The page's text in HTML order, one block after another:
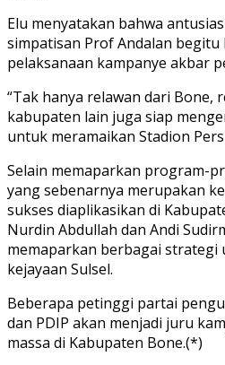
Elu menyatakan bahwa
simpatisan Prof Andalan
pelaksanaan kampanye akbar
“Tak hanya relawan dari Bone,
kabupaten lain juga siap
untuk meramaikan Stadion
Selain memaparkan program-
yang sebenarnya merupakan
sukses diaplikasikan di
Nurdin Abdullah dan Andi
memaparkan berbagai strategi
kejayaan Sulsel.
Beberapa petinggi partai
dan PDIP akan menjadi juru
massa di Kabupaten Bone.(*)